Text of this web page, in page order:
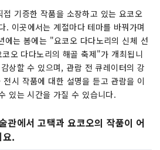
기증한 작품을 소장하고 있는 요코오
. 이곳에서는 계절마다 테마를 바꿔가며
에는 봄에는 "요코오 다다노리의 신체 선
오 다다노리의 해골 축제"가 개최됩니
상할 수 있으며, 관람 전 큐레이터의 강
시 작품에 대한 설명을 듣고 관람을 이
있는 시간을 가질 수 있습니다.
관에서 고택과 요코오의 작품이 어
.